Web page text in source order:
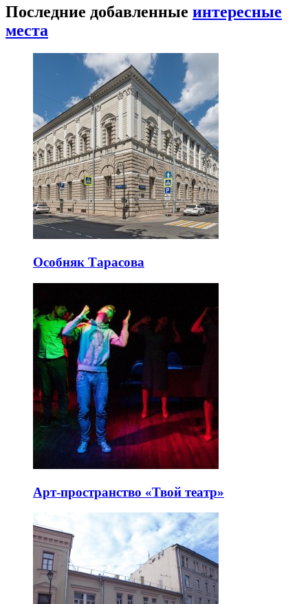
Последние добавленные интересные
места
Особняк Тарасова
Арт-пространство «Твой театр»